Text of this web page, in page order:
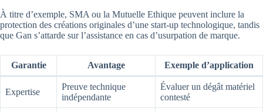
À titre d’exemple, SMA ou la Mutuelle Ethique peuvent inclure la
protection des créations originales d’une start-up technologique, tandis
que Gan s’attarde sur l’assistance en cas d’usurpation de marque.
Garantie Avantage Exemple d’application
Expertise
Preuve technique
indépendante
Évaluer un dégât matériel
contesté